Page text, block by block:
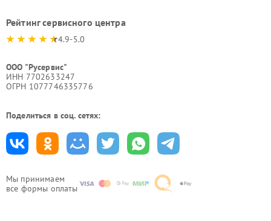
Мы принимаем
все формы оплаты
Рейтинг сервисного центра
4.9-5.0
ООО "Русервис"
ИНН 7702633247
ОГРН 1077746335776
Поделиться в соц. сетях: